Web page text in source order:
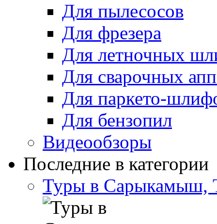
Для пылесосов
Для фрезера
Для летночных
Для сварочных
Для паркето-
Для бензопил
Видеообзоры
Последние в категории
Туры в Сарыкамыш,